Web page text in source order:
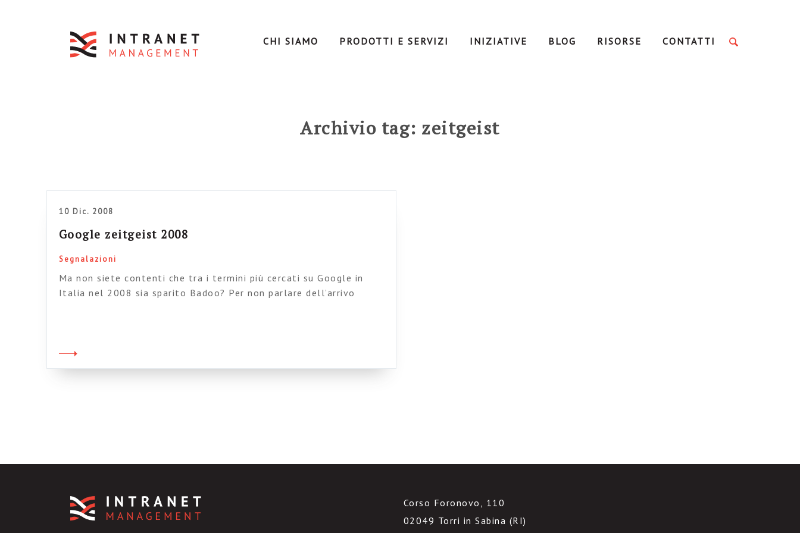
CHI SIAMO PRODOTTI E SERVIZI INIZIATIVE BLOG RISORSE CONTATTI
Archivio tag: zeitgeist
10 Dic. 2008
Google zeitgeist 2008
Segnalazioni
Ma non siete contenti che tra i termini più cercati su Google in
Italia nel 2008 sia sparito Badoo? Per non parlare dell’arrivo
Italia: youtube roma lavoro casa […]
Corso Foronovo, 110
02049 Torri in Sabina (RI)